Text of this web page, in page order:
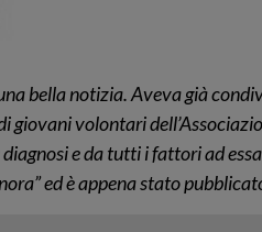
bella notizia. Aveva già
giovani volontari
e da tutti i fattori ad
ed è appena stato